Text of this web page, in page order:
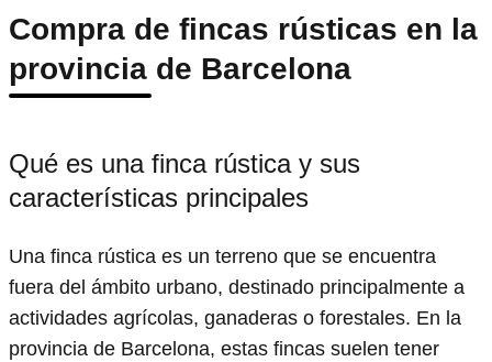
Compra de fincas rústicas en la
provincia de Barcelona
Qué es una finca rústica y sus
características principales
Una finca rústica es un terreno que se encuentra
fuera del ámbito urbano, destinado principalmente a
actividades agrícolas, ganaderas o forestales. En la
provincia de Barcelona, estas fincas suelen tener